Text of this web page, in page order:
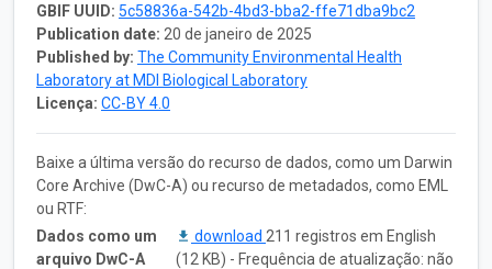
GBIF UUID: 5c58836a-542b-4bd3-bba2-ffe71dba9bc2
Publication date: 20 de janeiro de 2025
Published by: The Community Environmental Health
Laboratory at MDI Biological Laboratory
Licença: CC-BY 4.0
Baixe a última versão do recurso de dados, como um Darwin
Core Archive (DwC-A) ou recurso de metadados, como EML
ou RTF:
Dados como um
arquivo DwC-A
download 211 registros em English
(12 KB) - Frequência de atualização: não